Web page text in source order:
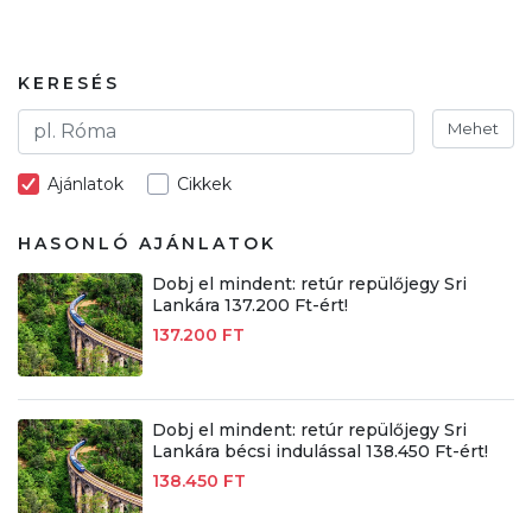
KERESÉS
Mehet
Ajánlatok Cikkek
HASONLÓ AJÁNLATOK
Dobj el mindent: retúr repülőjegy Sri
Lankára 137.200 Ft-ért!
137.200 FT
Dobj el mindent: retúr repülőjegy Sri
Lankára bécsi indulással 138.450 Ft-ért!
138.450 FT